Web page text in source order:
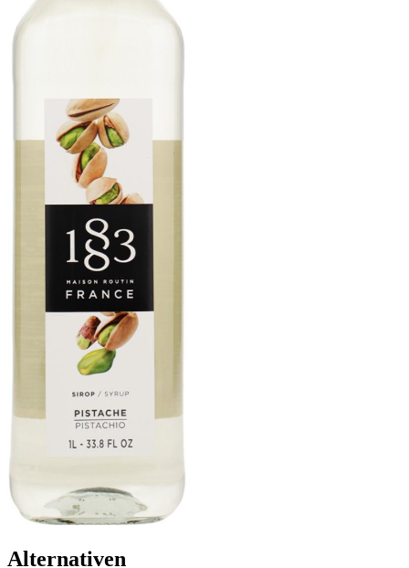
Alternativen